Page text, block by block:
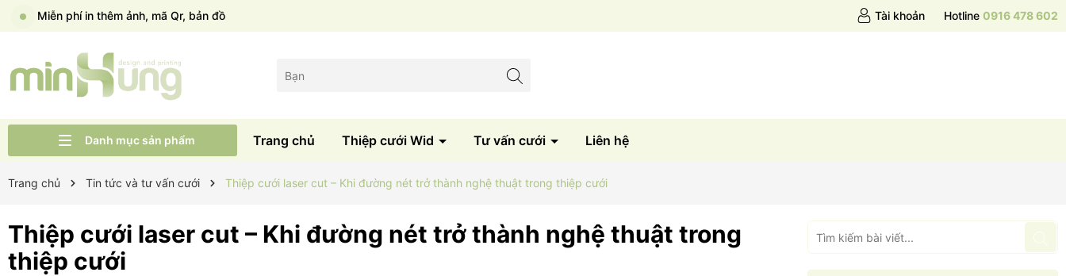
Miễn phí in thêm ảnh, mã Qr, bản đồ Tài khoản Hotline 0916 478 602
Danh mục sản phẩm Trang chủ Thiệp cưới Wid Tư vấn cưới Liên hệ
Trang chủ Tin tức và tư vấn cưới Thiệp cưới laser cut – Khi đường nét trở thành nghệ thuật trong thiệp cưới
Thiệp cưới laser cut – Khi đường nét trở thành nghệ thuật trong
thiệp cưới